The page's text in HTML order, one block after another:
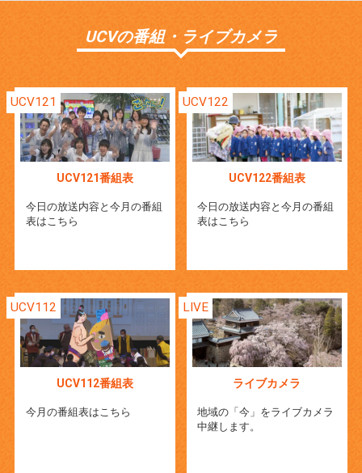
UCVの番組・ライブカメラ
UCV121
UCV121番組表
今日の放送内容と今月の番組
表はこちら
UCV122
UCV122番組表
今日の放送内容と今月の番組
表はこちら
UCV112
UCV112番組表
今月の番組表はこちら
LIVE
ライブカメラ
地域の「今」をライブカメラ
中継します。